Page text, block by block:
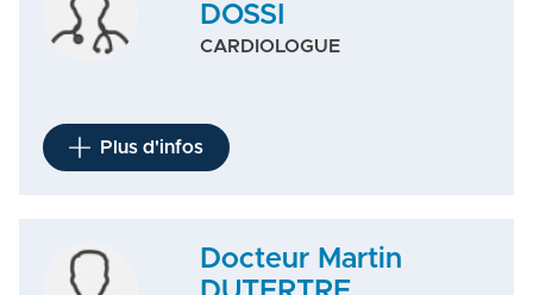
DOSSI
CARDIOLOGUE
Plus d'infos
Docteur Martin